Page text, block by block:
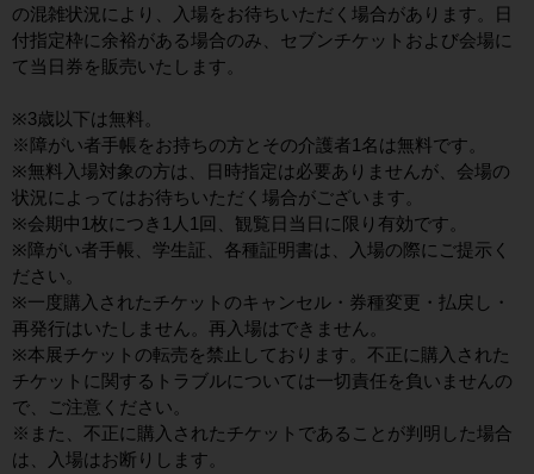
の混雑状況により、入場をお待ちいただく場合があります。日
付指定枠に余裕がある場合のみ、セブンチケットおよび会場に
て当日券を販売いたします。
※3歳以下は無料。
※障がい者手帳をお持ちの方とその介護者1名は無料です。
※無料入場対象の方は、日時指定は必要ありませんが、会場の
状況によってはお待ちいただく場合がございます。
※会期中1枚につき1人1回、観覧日当日に限り有効です。
※障がい者手帳、学生証、各種証明書は、入場の際にご提示く
ださい。
※一度購入されたチケットのキャンセル・券種変更・払戻し・
再発行はいたしません。再入場はできません。
※本展チケットの転売を禁止しております。不正に購入された
チケットに関するトラブルについては一切責任を負いませんの
で、ご注意ください。
※また、不正に購入されたチケットであることが判明した場合
は、入場はお断りします。